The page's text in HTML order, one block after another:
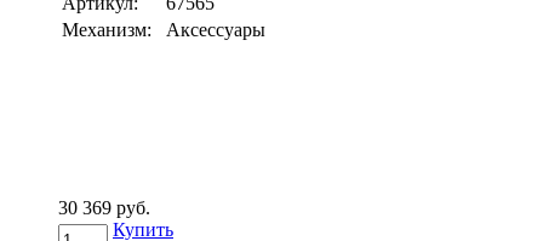
Механизм:
Аксессуары
30 369 руб.
Купить